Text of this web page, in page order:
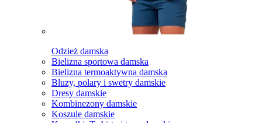
Odzież damska
Bielizna sportowa damska
Bielizna termoaktywna damska
Bluzy, polary i swetry damskie
Dresy damskie
Kombinezony damskie
Koszule damskie